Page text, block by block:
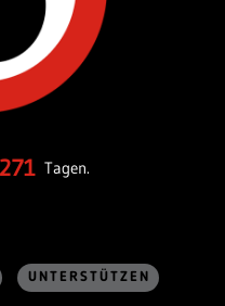
Tagen.
UNTERSTÜTZEN